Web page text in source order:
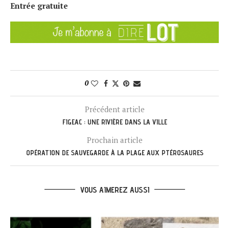
Entrée gratuite
0
Précédent article
FIGEAC : UNE RIVIÈRE DANS LA VILLE
Prochain article
OPÉRATION DE SAUVEGARDE À LA PLAGE AUX PTÉROSAURES
VOUS AIMEREZ AUSSI